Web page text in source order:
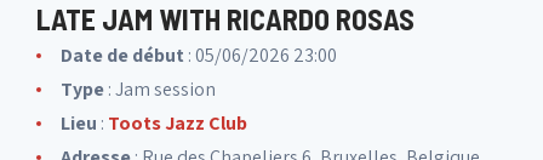
LATE JAM WITH RICARDO ROSAS
Date de début : 05/06/2026 23:00
Type: Jam session
Lieu : Toots Jazz Club